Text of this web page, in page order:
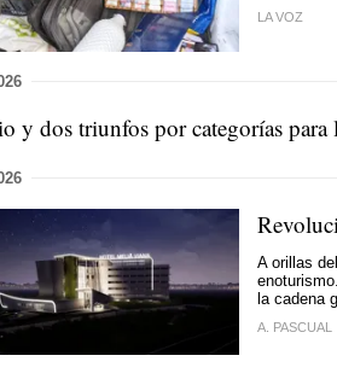
LA VOZ
y dos triunfos por categorías para
A orillas
la cadena
A. PASCUAL